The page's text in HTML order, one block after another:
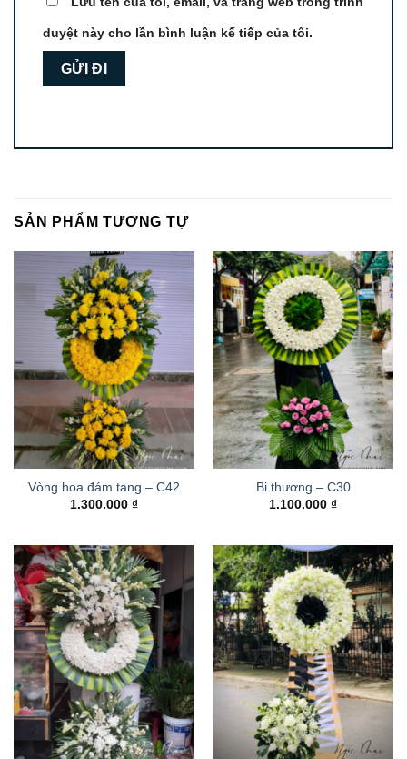
duyệt này cho lần bình luận kế tiếp của tôi.
SẢN PHẨM TƯƠNG TỰ
Vòng hoa đám tang – C42
1.300.000 ₫
Bi thương – C30
1.100.000 ₫